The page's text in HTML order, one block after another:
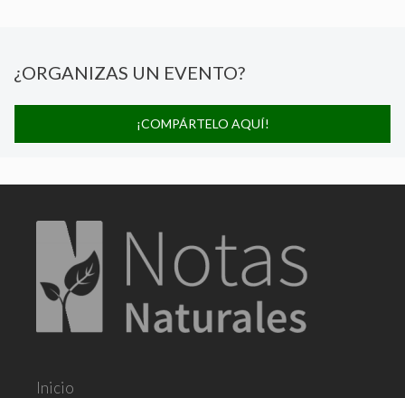
¿ORGANIZAS UN EVENTO?
¡COMPÁRTELO AQUÍ!
Inicio